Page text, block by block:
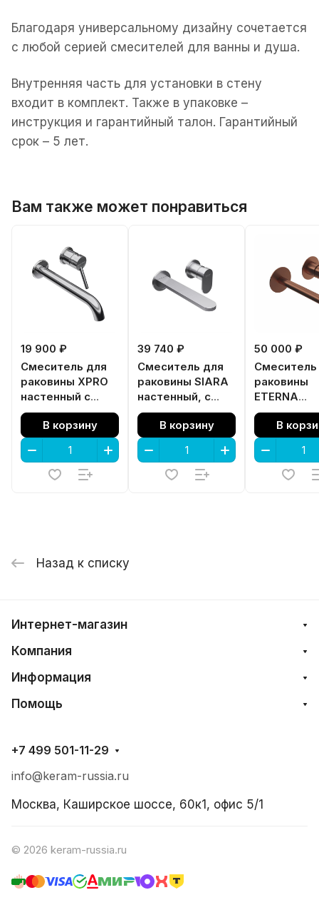
Благодаря универсальному дизайну сочетается
с любой серией смесителей для ванны и душа.
Внутренняя часть для установки в стену
входит в комплект. Также в упаковке –
инструкция и гарантийный талон. Гарантийный
срок – 5 лет.
Вам также может понравиться
19 900 ₽
Смеситель для
раковины XPRO
настенный с
внутренней
частью, хром
В корзину
39 740 ₽
Смеситель для
раковины SIARA
настенный, с
внутренней
частью,
нержавеющая
сталь
В корзину
50 000 ₽
Смеситель
раковины
ETERNA
донного
медь
В
Назад к списку
Интернет-магазин
Компания
Информация
Помощь
+7 499 501-11-29
info@keram-russia.ru
Москва, Каширское шоссе, 60к1, офис 5/1
© 2026 keram-russia.ru